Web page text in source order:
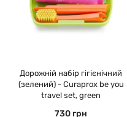
Дорожній набір гігієнічний
(зелений) - Curaprox be you
travel set, green
730 грн